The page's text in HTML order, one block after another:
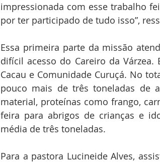
impressionada com esse trabalho
por ter participado de tudo isso”,
Essa primeira parte da missão
difícil acesso do Careiro da Várzea.
Cacau e Comunidade Curuçá. No
pouco mais de três toneladas de
material, proteínas como frango,
feira para abrigos de crianças e
média de três toneladas.
Para a pastora Lucineide Alves,